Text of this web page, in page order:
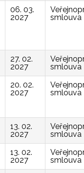
06. 03.
2027
smlouva
27. 02.
2027
smlouva
20. 02.
2027
smlouva
13. 02.
2027
smlouva
13. 02.
2027
smlouva